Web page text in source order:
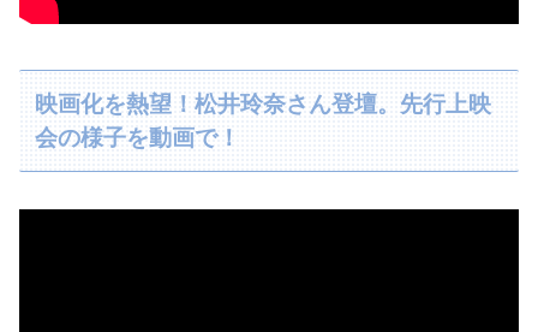
映画化を熱望！松井玲奈さん登壇。先行上映
会の様子を動画で！